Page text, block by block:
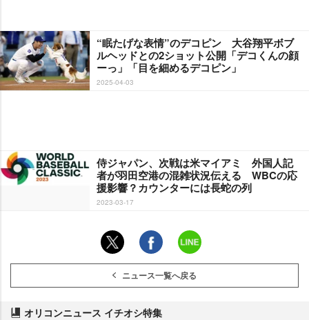
“眠たげな表情”のデコピン 大谷翔平ボブ
ルヘッドとの2ショット公開「デコくんの顔
ーっ」「目を細めるデコピン」
2025-04-03
侍ジャパン、次戦は米マイアミ 外国人記
者が羽田空港の混雑状況伝える WBCの応
援影響？カウンターには長蛇の列
2023-03-17
ニュース一覧へ戻る
オリコンニュース イチオシ特集